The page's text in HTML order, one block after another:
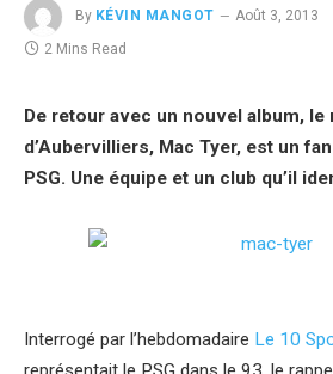
By KÉVIN MANGOT Août 3, 2013
2 Mins Read
De retour avec un nouvel album, le
d’Aubervilliers, Mac Tyer, est un
PSG. Une équipe et un club qu’il
Interrogé par l’hebdomadaire Le 10